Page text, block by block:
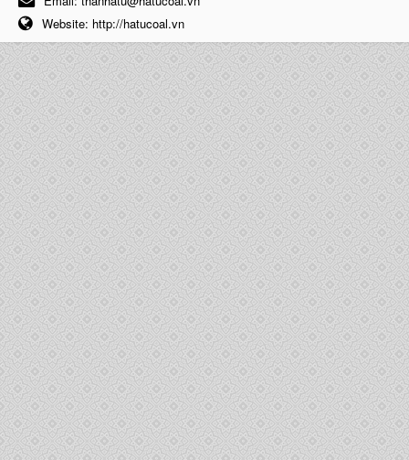
Website: http://hatucoal.vn